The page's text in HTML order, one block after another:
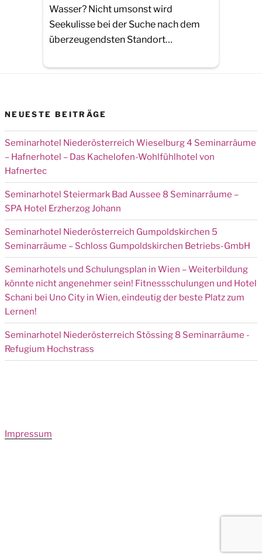
Wasser? Nicht umsonst wird
Seekulisse bei der Suche nach dem
überzeugendsten Standort…
NEUESTE BEITRÄGE
Seminarhotel Niederösterreich Wieselburg 4 Seminarräume
– Hafnerhotel – Das Kachelofen-Wohlfühlhotel von
Hafnertec
Seminarhotel Steiermark Bad Aussee 8 Seminarräume –
SPA Hotel Erzherzog Johann
Seminarhotel Niederösterreich Gumpoldskirchen 5
Seminarräume – Schloss Gumpoldskirchen Betriebs-GmbH
Seminarhotels und Schulungsplan in Wien – Weiterbildung
könnte nicht angenehmer sein! Fitnessschulungen und Hotel
Schani bei Uno City in Wien, eindeutig der beste Platz zum
Lernen!
Seminarhotel Niederösterreich Stössing 8 Seminarräume -
Refugium Hochstrass
Impressum